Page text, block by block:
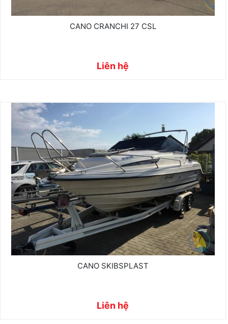
CANO CRANCHI 27 CSL
Liên hệ
CANO SKIBSPLAST
Liên hệ